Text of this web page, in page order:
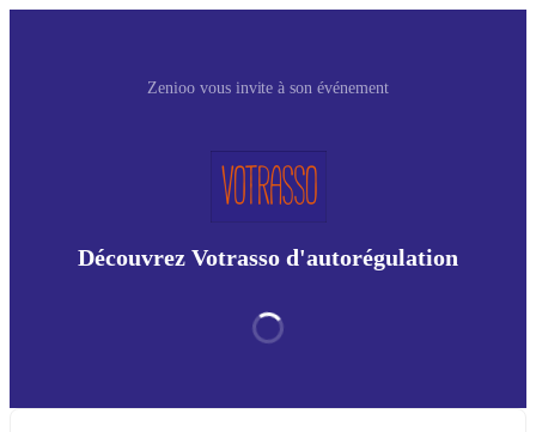
Zenioo vous invite à son événement
Découvrez Votrasso d'autorégulation